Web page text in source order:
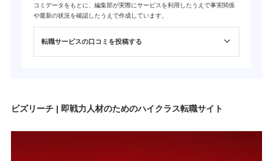
コミデータをもとに、編集部が実際にサービスを利用したうえで事実関係
や最新の状況を確認したうえで作成しています。
転職サービスの口コミを投稿する
ビズリーチ | 即戦力人材のためのハイクラス転職サイト